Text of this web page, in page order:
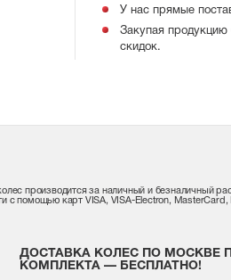
У нас прямые
Закупая
скидок.
производится за наличный и безналичный
с помощью карт VISA, VISA-Electron, MasterCard,
ДОСТАВКА КОЛЕС ПО МОСКВЕ
КОМПЛЕКТА — БЕСПЛАТНО!